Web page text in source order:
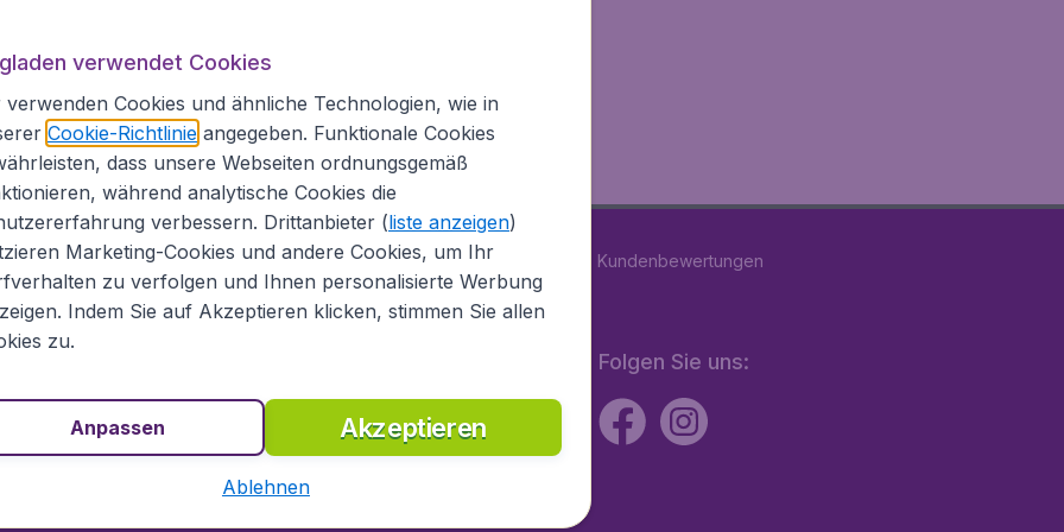
(Hopper)
(PDF)
Serviceteamgern zur Verfügung.
5bewertet Auf Basis von Kundenbewertungen
Informationen
CheapTickets.nl
CheapTickets.be
BudgetAir.fr
Folgen Sie uns:
verwendet Cookies
verwenden Cookies und ähnliche Technologien, wie in
Cookie-Richtlinieangegeben. Funktionale Cookies
dass unsere Webseiten ordnungsgemäß
während analytische Cookies die
verbessern. Drittanbieter (liste anzeigen)
Marketing-Cookies und andere Cookies, um Ihr
zu verfolgen und Ihnen personalisierte Werbung
Indem Sie auf Akzeptieren klicken, stimmen Sie allen
zu.
Akzeptieren
Anpassen
Ablehnen